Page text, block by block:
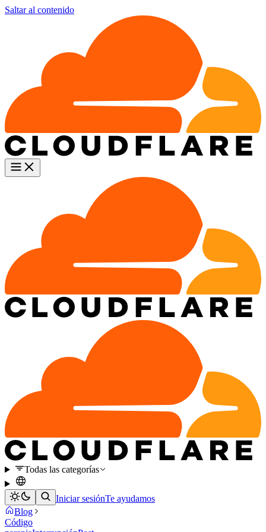
Saltar al contenido
Todas las categorías
Iniciar sesiónTe ayudamos
Blog
Código